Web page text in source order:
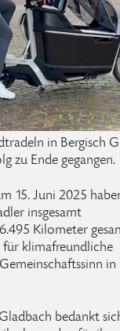
in Bergisch
zu Ende gegangen.
15. Juni 2025
insgesamt
Kilometer
für klimafreundliche
in
bedankt